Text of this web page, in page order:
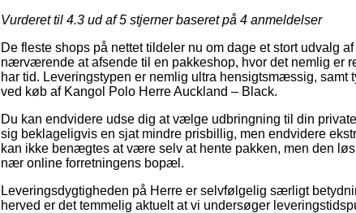
Vurderet til 4.3 ud af 5 stjerner baseret på 4 anmeldelser
De fleste shops på nettet tildeler nu om dage et stort udvalg
nærværende at afsende til en pakkeshop, hvor det nemlig er
har tid. Leveringstypen er nemlig ultra hensigtsmæssig,
ved køb af Kangol Polo Herre Auckland – Black.
Du kan endvidere udse dig at vælge udbringning til din
sig beklageligvis en sjat mindre prisbillig, men endvidere
kan ikke benægtes at være selv at hente pakken, men den
nær online forretningens bopæl.
Leveringsdygtigheden på Herre er selvfølgelig særligt
herved er det temmelig aktuelt at vi undersøger